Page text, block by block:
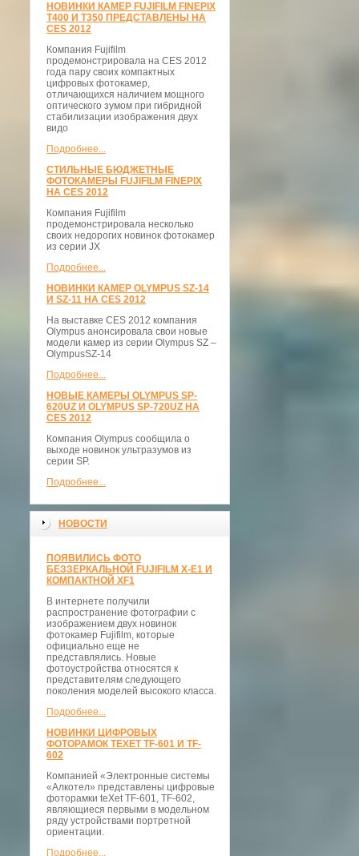
НОВИНКИ КАМЕР FUJIFILM FINEPIX
T400 И T350 ПРЕДСТАВЛЕНЫ НА
CES 2012
Компания Fujifilm
продемонстрировала на CES 2012
года пару своих компактных
цифровых фотокамер,
отличающихся наличием мощного
оптического зумом при гибридной
стабилизации изображения двух
видо
Подробнее...
СТИЛЬНЫЕ БЮДЖЕТНЫЕ
ФОТОКАМЕРЫ FUJIFILM FINEPIX
НА CES 2012
Компания Fujifilm
продемонстрировала несколько
своих недорогих новинок фотокамер
из серии JX
Подробнее...
НОВИНКИ КАМЕР OLYMPUS SZ-14
И SZ-11 НА CES 2012
На выставке CES 2012 компания
Olympus анонсировала свои новые
модели камер из серии Olympus SZ –
OlympusSZ-14
Подробнее...
НОВЫЕ КАМЕРЫ OLYMPUS SP-
620UZ И OLYMPUS SP-720UZ НА
CES 2012
Компания Olympus сообщила о
выходе новинок ультразумов из
серии SP.
Подробнее...
НОВОСТИ
ПОЯВИЛИСЬ ФОТО
БЕЗЗЕРКАЛЬНОЙ FUJIFILM X-E1 И
КОМПАКТНОЙ XF1
В интернете получили
распространение фотографии с
изображением двух новинок
фотокамер Fujifilm, которые
официально еще не
представлялись. Новые
фотоустройства относятся к
представителям следующего
поколения моделей высокого класса.
Подробнее...
НОВИНКИ ЦИФРОВЫХ
ФОТОРАМОК TEXET TF-601 И TF-
602
Компанией «Электронные системы
«Алкотел» представлены цифровые
фоторамки teXet TF-601, TF-602,
являющиеся первыми в модельном
ряду устройствами портретной
ориентации.
Подробнее...